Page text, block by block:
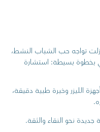
تواجه حب الشباب النشط،
بخطوة بسيطة: استشارة
الليزر وخبرة طبية دقيقة،
نحو النقاء والثقة.